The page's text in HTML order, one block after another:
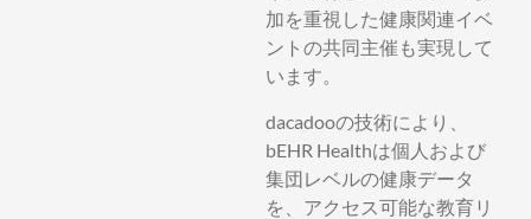
加を重視した健康関連イベ
ントの共同主催も実現して
います。
dacadooの技術により、
bEHR Healthは個人および
集団レベルの健康データ
を、アクセス可能な教育リ